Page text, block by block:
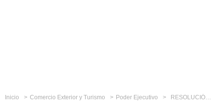
Inicio Comercio Exterior y Turismo Poder Ejecutivo RESOLUCIÓN MINISTERIAL N° 290-2013-MINCETUR Delegan en la Asociación de Exportadores - ADEX, la